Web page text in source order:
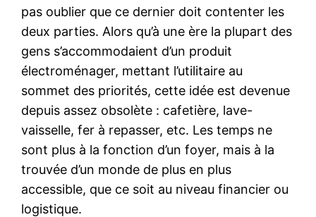
pas oublier que ce dernier doit contenter les
deux parties. Alors qu’à une ère la plupart des
gens s’accommodaient d’un produit
électroménager, mettant l’utilitaire au
sommet des priorités, cette idée est devenue
depuis assez obsolète : cafetière, lave-
vaisselle, fer à repasser, etc. Les temps ne
sont plus à la fonction d’un foyer, mais à la
trouvée d’un monde de plus en plus
accessible, que ce soit au niveau financier ou
logistique.